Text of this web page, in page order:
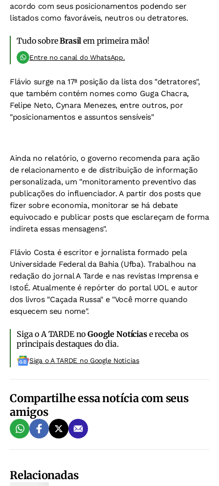
acordo com seus posicionamentos podendo ser
listados como favoráveis, neutros ou detratores.
Tudo sobreBrasil em primeira mão!
Entre no canal do WhatsApp.
Flávio surge na 17ª posição da lista dos "detratores",
que também contém nomes como Guga Chacra,
Felipe Neto, Cynara Menezes, entre outros, por
"posicionamentos e assuntos sensíveis"
Ainda no relatório, o governo recomenda para ação
de relacionamento e de distribuição de informação
personalizada, um "monitoramento preventivo das
publicações do influenciador. A partir dos posts que
fizer sobre economia, monitorar se há debate
equivocado e publicar posts que esclareçam de forma
indireta essas mensagens".
Flávio Costa é escritor e jornalista formado pela
Universidade Federal da Bahia (Ufba). Trabalhou na
redação do jornal A Tarde e nas revistas Imprensa e
IstoÉ. Atualmente é repórter do portal UOL e autor
dos livros "Caçada Russa" e "Você morre quando
esquecem seu nome".
Siga o A TARDE noGoogle Notíciase receba os
principais destaques do dia.
Siga o A TARDE no Google Noticias
Compartilhe essa notícia com seus
amigos
Relacionadas